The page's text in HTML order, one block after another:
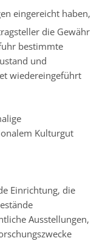
eingereicht haben,
die Gewähr
bestimmte
und
wiedereingeführt
Kulturgut
Einrichtung, die
Ausstellungen,